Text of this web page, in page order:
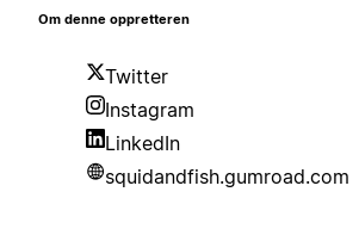
Om denne oppretteren
Twitter
Instagram
LinkedIn
squidandfish.gumroad.com